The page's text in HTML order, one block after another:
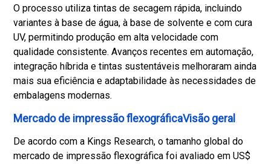
O processo utiliza tintas de secagem rápida, incluindo
variantes à base de água, à base de solvente e com cura
UV, permitindo produção em alta velocidade com
qualidade consistente. Avanços recentes em automação,
integração híbrida e tintas sustentáveis ​​melhoraram ainda
mais sua eficiência e adaptabilidade às necessidades de
embalagens modernas.
Mercado de impressão flexográficaVisão geral
De acordo com a Kings Research, o tamanho global do
mercado de impressão flexográfica foi avaliado em US$